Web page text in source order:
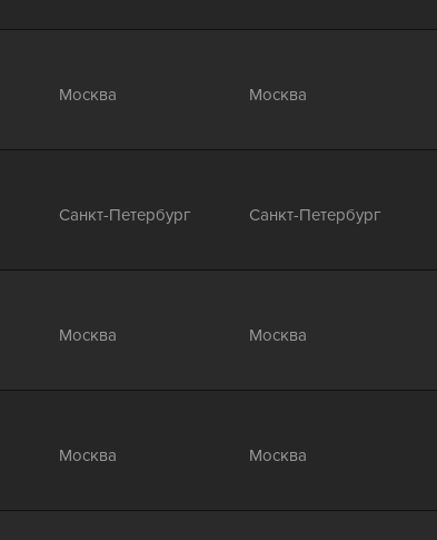
Москва Москва
Санкт-Петербург Санкт-Петербург
Москва Москва
Москва Москва